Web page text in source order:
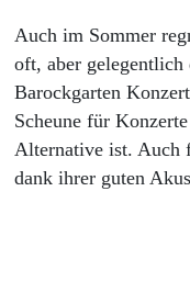
Auch im Sommer
oft, aber
Barockgarten
Scheune für
Alternative ist. Auch
dank ihrer guten